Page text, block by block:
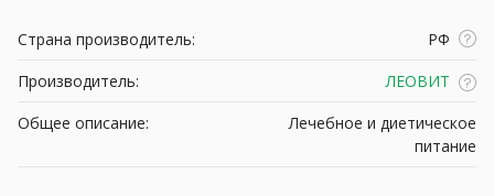
Страна производитель:
РФ
Производитель:
ЛЕОВИТ
Общее описание:
Лечебное и диетическое
питание